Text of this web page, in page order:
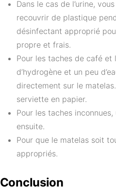
Dans le cas de l’urine,
recouvrir de plastique
désinfectant approprié
propre et frais.
Pour les taches de café et
d’hydrogène et un peu
directement sur le
serviette en papier.
Pour les taches
ensuite.
Pour que le matelas soit
appropriés.
Conclusion